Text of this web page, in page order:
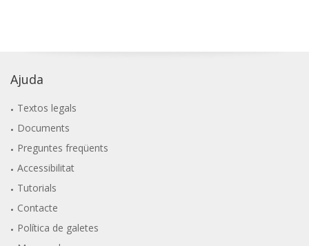
Ajuda
Textos legals
Documents
Preguntes freqüents
Accessibilitat
Tutorials
Contacte
Política de galetes